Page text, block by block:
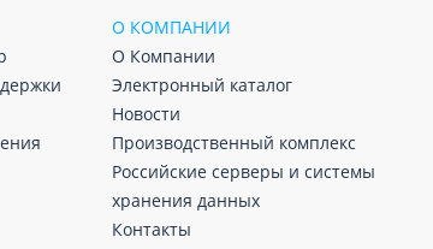
О КОМПАНИИ
О Компании
Электронный каталог
Новости
Производственный комплекс
Российские серверы и системы
хранения данных
Контакты